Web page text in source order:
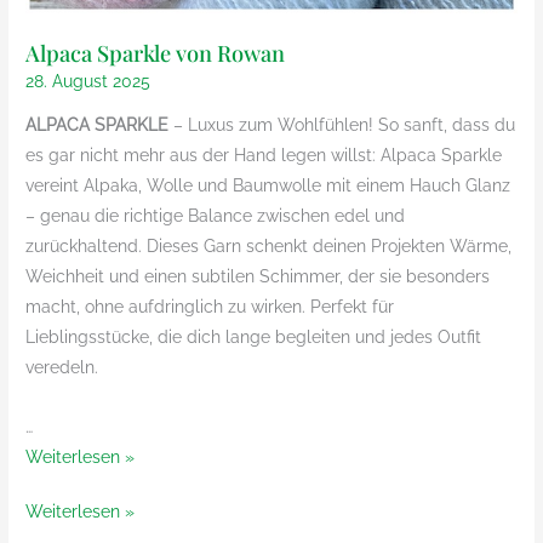
Alpaca Sparkle von Rowan
28. August 2025
ALPACA SPARKLE – Luxus zum Wohlfühlen! So sanft, dass du
es gar nicht mehr aus der Hand legen willst: Alpaca Sparkle
vereint Alpaka, Wolle und Baumwolle mit einem Hauch Glanz
– genau die richtige Balance zwischen edel und
zurückhaltend. Dieses Garn schenkt deinen Projekten Wärme,
Weichheit und einen subtilen Schimmer, der sie besonders
macht, ohne aufdringlich zu wirken. Perfekt für
Lieblingsstücke, die dich lange begleiten und jedes Outfit
veredeln.
…
Alpaca
von
Weiterlesen »
Alpaca
Weiterlesen »